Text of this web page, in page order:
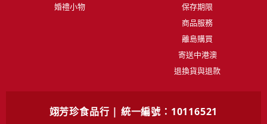
婚禮小物
保存期限
商品服務
離島購買
寄送中港澳
退換貨與退款
翊芳珍食品行 | 統一編號：10116521